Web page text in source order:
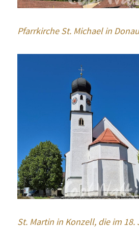
Pfarrkirche St. Michael in
St. Martin in Konzell, die im